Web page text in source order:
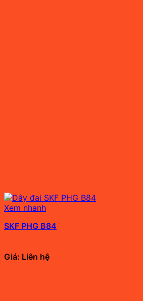
Xem nhanh
SKF PHG B84
Giá: Liên hệ